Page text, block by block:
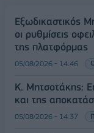
Εξωδικαστικός
οι ρυθμίσεις
της πλατφόρμας
05/08/2026 - 14:46
Κ. Μητσοτάκης:
και της
05/08/2026 - 14:37